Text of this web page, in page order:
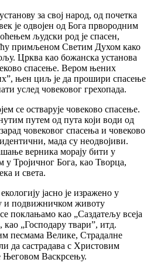
за свој народ, од почетка
је одвојен од Бога првородним
људски род је спасен,
примљеном Светим Духом како
Црква као божанска установа
спасење. Вером њених
њен циљ је да прошири спасење
услед човековог грехопада.
се остварује човеково спасење.
путем од пута који води од
човековог спасења и човеково
мада су неодвојиви.
верника морају бити у
у Тројичног Бога, као Творца,
и света.
јасно је изражено у
и подвижничком животу
поклањамо као „Саздатељу всеја
„Господару твари”, итд.
песмама Велике, Страдалне
да састрадава с Христовим
Његовом Васкрсењу.